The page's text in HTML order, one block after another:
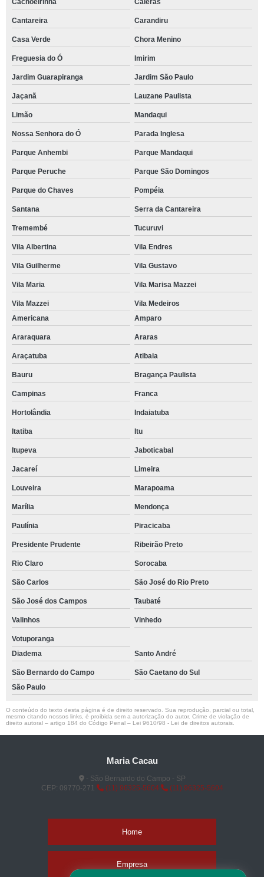
Cachoeirinha Caieras
Cantareira Carandiru
Casa Verde Chora Menino
Freguesia do Ó Imirim
Jardim Guarapiranga Jardim São Paulo
Jaçanã Lauzane Paulista
Limão Mandaqui
Nossa Senhora do Ó Parada Inglesa
Parque Anhembi Parque Mandaqui
Parque Peruche Parque São Domingos
Parque do Chaves Pompéia
Santana Serra da Cantareira
Tremembé Tucuruvi
Vila Albertina Vila Endres
Vila Guilherme Vila Gustavo
Vila Maria Vila Marisa Mazzei
Vila Mazzei
Vila Medeiros
Americana
Amparo
Araraquara Araras
Araçatuba Atibaia
Bauru Bragança Paulista
Campinas Franca
Hortolândia Indaiatuba
Itatiba Itu
Itupeva Jaboticabal
Jacareí Limeira
Louveira Marapoama
Marília Mendonça
Paulínia Piracicaba
Presidente Prudente Ribeirão Preto
Rio Claro Sorocaba
São Carlos São José do Rio Preto
São José dos Campos Taubaté
Valinhos Vinhedo
Votuporanga
Diadema
Santo André
São Bernardo do Campo
São Caetano do Sul
São Paulo
O conteúdo do texto desta página é de direito reservado. Sua reprodução, parcial ou total,
mesmo citando nossos links, é proibida sem a autorização do autor. Crime de violação de
direito autoral – artigo 184 do Código Penal – Lei 9610/98 - Lei de direitos autorais
Maria Cacau
- São Bernardo do Campo - SP
CEP: 09770-271
(11) 96325-5604 (11) 96325-5604
Home
Empresa